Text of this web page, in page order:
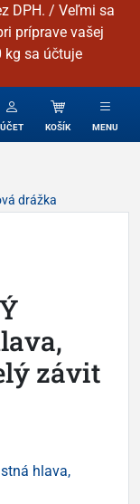
DPH. / Veľmi sa
príprave vašej
kg sa účtuje
ÚČET KOŠÍK MENU
drážka
závit
hlava,